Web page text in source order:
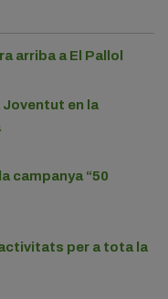
arriba a El Pallol
Joventut en la
campanya “50
per a tota la